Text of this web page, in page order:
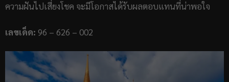
ความฝันไปเสี่ยงโชค จะมีโอกาสได้รับผลตอบแทนที่น่าพอใจ
เลขเด็ด: 96 – 626 – 002